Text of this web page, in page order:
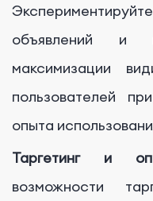
объявлений и
максимизации
пользователей
опыта
Таргетинг и
возможности